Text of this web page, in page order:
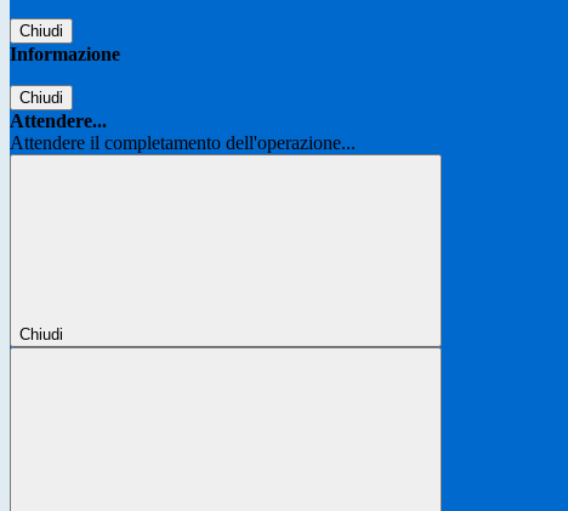
Chiudi
Informazione
Chiudi
Attendere...
Attendere il completamento dell'operazione...
Chiudi